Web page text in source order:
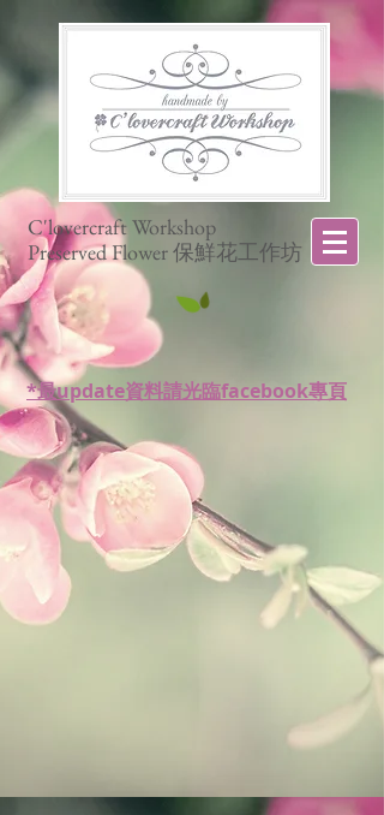
C'lovercraft Workshop
Preserved Flower 保鮮花工作坊
*最update資料請光臨facebook專頁